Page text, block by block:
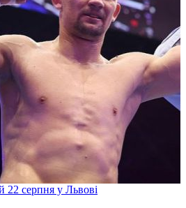
22 серпня у Львові